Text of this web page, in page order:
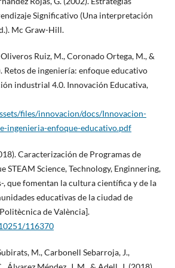
Significativo (Una interpretación
Mc Graw-Hill.
Ruiz, M., Coronado Ortega, M., &
Retos de ingeniería: enfoque educativo
industrial 4.0. Innovación Educativa,
files/innovacion/docs/Innovacion-
ingenieria-enfoque-educativo.pdf
Caracterización de Programas de
STEAM Science, Technology, Enginnering,
que fomentan la cultura científica y de la
educativas de la ciudad de
de València].
116370
M., Carbonell Sebarroja, J.,